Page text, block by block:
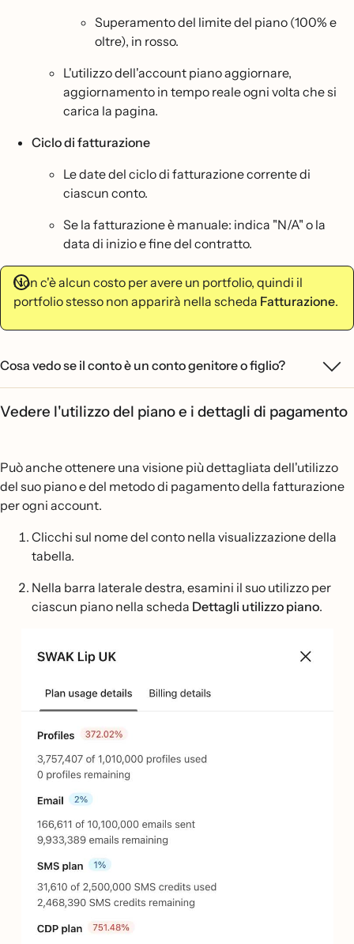
Superamento del limite del piano (100% e
oltre), in rosso.
L'utilizzo dell'account piano aggiornare,
aggiornamento in tempo reale ogni volta che si
carica la pagina.
Ciclo di fatturazione
Le date del ciclo di fatturazione corrente di
ciascun conto.
Se la fatturazione è manuale: indica "N/A" o la
data di inizio e fine del contratto.
Non c'è alcun costo per avere un portfolio, quindi il
portfolio stesso non apparirà nella scheda Fatturazione.
Cosa vedo se il conto è un conto genitore o figlio?
Vedere l'utilizzo del piano e i dettagli di pagamento
Può anche ottenere una visione più dettagliata dell'utilizzo
del suo piano e del metodo di pagamento della fatturazione
per ogni account.
Clicchi sul nome del conto nella visualizzazione della
tabella.
Nella barra laterale destra, esamini il suo utilizzo per
ciascun piano nella scheda Dettagli utilizzo piano.